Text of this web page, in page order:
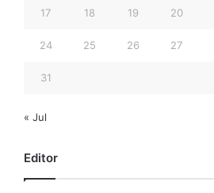
17 18 19 20
24 25 26 27
31
« Jul
Editor